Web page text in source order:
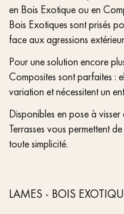
Obtenez
en Bois Exotique ou en
Bois Exotiques sont prisés
face aux agressions
Pour une solution encore
Composites sont parfaites :
variation et nécessitent un
Disponibles en pose à
Terrasses vous permettent
toute simplicité.
LAMES - BOIS